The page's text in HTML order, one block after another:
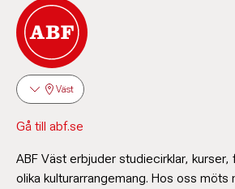
Väst
Gå till abf.se
ABF Väst erbjuder studiecirklar, kurser,
olika kulturarrangemang. Hos oss möts